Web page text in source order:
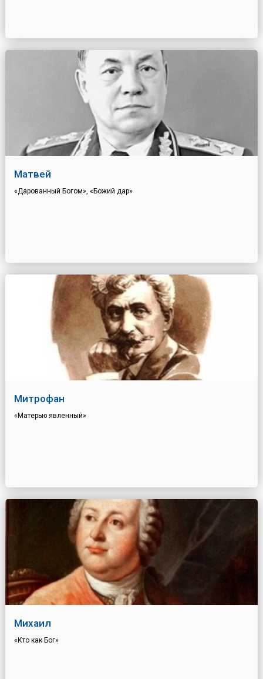
Матвей
«Дарованный Богом», «Божий дар»
Митрофан
«Матерью явленный»
Михаил
«Кто как Бог»